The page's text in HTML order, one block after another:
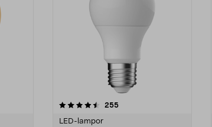
255recensioner
LED-lampor
4.5 av 5 stjärnor